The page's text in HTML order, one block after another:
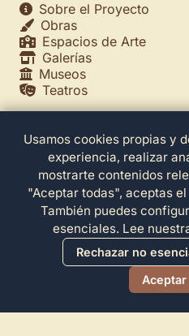
Sobre el Proyecto
Obras
Espacios de Arte
Galerías
Museos
Teatros
Legales
Política de Privacidad
Política de Cookies
Configuración de Cookies
Términos de Servicio
Contacto
Usamos cookies propias y
experiencia, realizar
mostrarte contenidos
"Aceptar todas", aceptas
También puedes
esenciales. Lee
Rechazar no